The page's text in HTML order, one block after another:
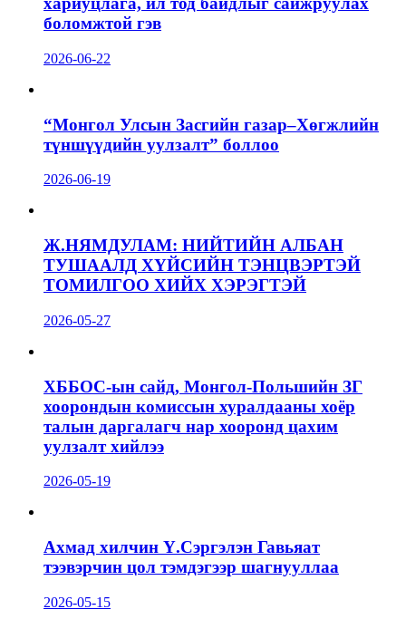
боломжтой гэв
2026-06-22
“Монгол Улсын Засгийн газар–Хөгжлийн
түншүүдийн уулзалт” боллоо
2026-06-19
Ж.НЯМДУЛАМ: НИЙТИЙН АЛБАН
ТУШААЛД ХҮЙСИЙН ТЭНЦВЭРТЭЙ
ТОМИЛГОО ХИЙХ ХЭРЭГТЭЙ
2026-05-27
ХББОС-ын сайд, Монгол-Польшийн ЗГ
хоорондын комиссын хуралдааны хоёр
талын даргалагч нар хооронд цахим
уулзалт хийлээ
2026-05-19
Ахмад хилчин Ү.Сэргэлэн Гавьяат
тээвэрчин цол тэмдэгээр шагнууллаа
2026-05-15